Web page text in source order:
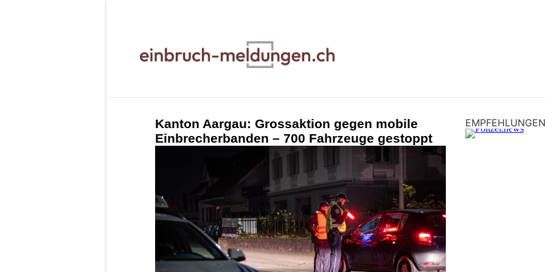
Kanton Aargau: Grossaktion gegen mobile
Einbrecherbanden – 700 Fahrzeuge gestoppt
EMPFEHLUNGEN